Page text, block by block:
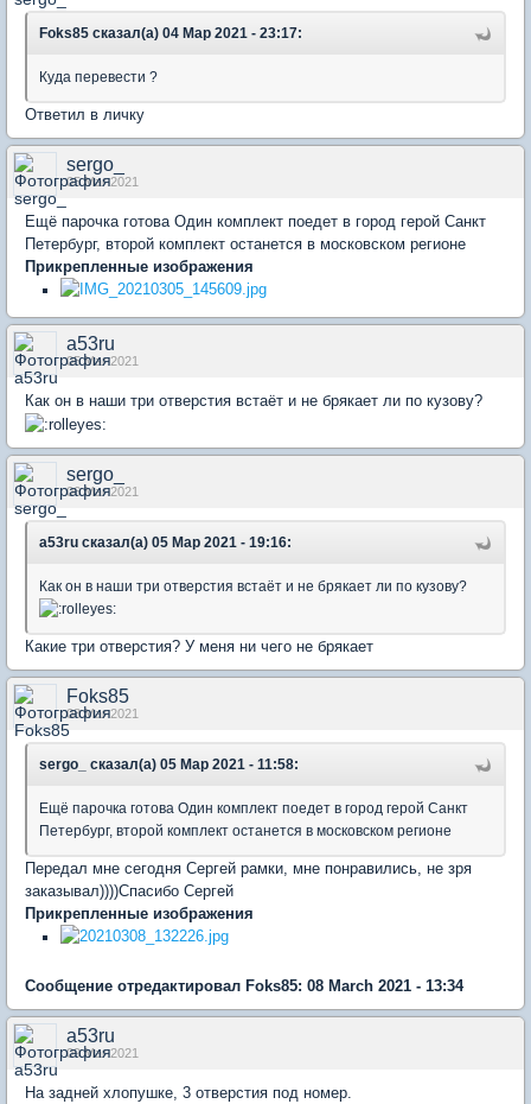
Foks85 сказал(а) 04 Мар 2021 - 23:17:
Куда перевести ?
Ответил в личку
sergo_
05 Mar 2021
Ещё парочка готова Один комплект поедет в город герой Санкт
Петербург, второй комплект останется в московском регионе
Прикрепленные изображения
a53ru
05 Mar 2021
Как он в наши три отверстия встаёт и не брякает ли по кузову?
sergo_
06 Mar 2021
a53ru сказал(а) 05 Мар 2021 - 19:16:
Как он в наши три отверстия встаёт и не брякает ли по кузову?
Какие три отверстия? У меня ни чего не брякает
Foks85
08 Mar 2021
sergo_ сказал(а) 05 Мар 2021 - 11:58:
Ещё парочка готова Один комплект поедет в город герой Санкт
Петербург, второй комплект останется в московском регионе
Передал мне сегодня Сергей рамки, мне понравились, не зря
заказывал))))Спасибо Сергей
Прикрепленные изображения
Сообщение отредактировал Foks85: 08 March 2021 - 13:34
a53ru
09 Mar 2021
На задней хлопушке, 3 отверстия под номер.